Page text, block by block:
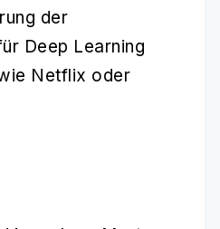
der
Deep Learning
Netflix oder